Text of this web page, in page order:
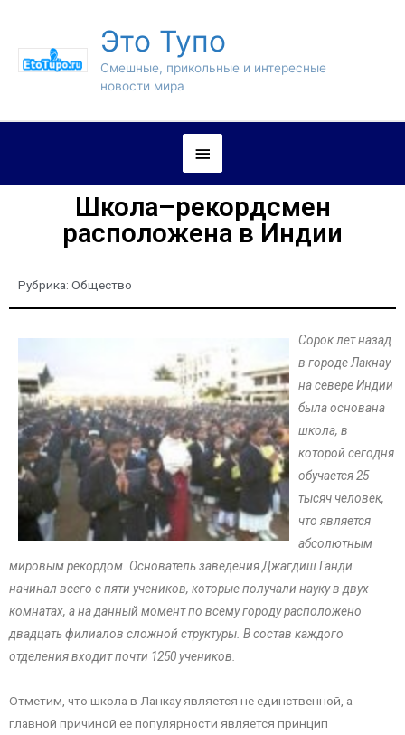
Это Тупо
Смешные, прикольные и интересные
новости мира
Школа–рекордсмен
расположена в Индии
Рубрика: Общество
Сорок лет назад
в городе Лакнау
на севере Индии
была основана
школа, в
которой сегодня
обучается 25
тысяч человек,
что является
абсолютным
мировым рекордом. Основатель заведения Джагдиш Ганди
начинал всего с пяти учеников, которые получали науку в двух
комнатах, а на данный момент по всему городу расположено
двадцать филиалов сложной структуры. В состав каждого
отделения входит почти 1250 учеников.
Отметим, что школа в Ланкау является не единственной, а
главной причиной ее популярности является принцип